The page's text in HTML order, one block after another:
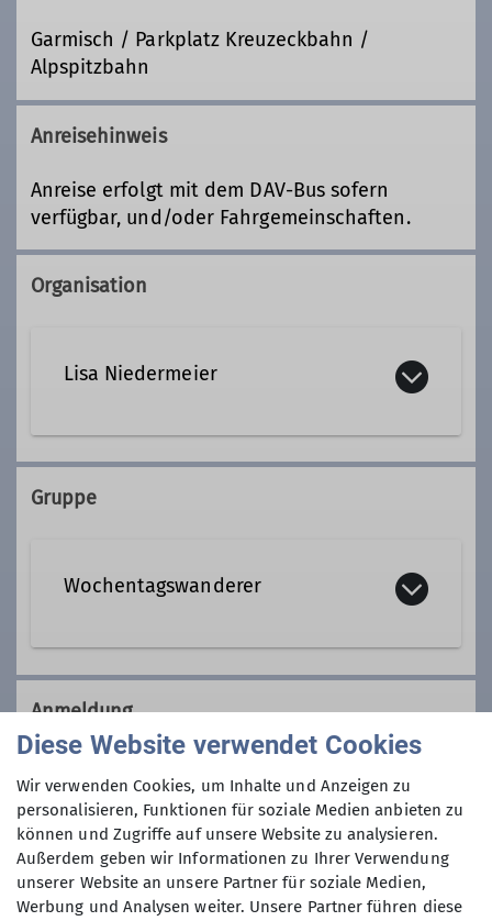
Garmisch / Parkplatz Kreuzeckbahn /
Alpspitzbahn
Anreisehinweis
Anreise erfolgt mit dem DAV-Bus sofern
verfügbar, und/oder Fahrgemeinschaften.
Organisation
Lisa Niedermeier
08143 7684
Gruppe
Wochentagswanderer
Wir sind eine Gemeinschaft von
Wanderfreunden innerhalb der
Sektion, die
hauptsächlich jeden
Dienstag und Mittwoch, aber auch an
anderen Wochentagen in freier Natur
unterwegs sind.
Wer kann sich das wochentags
leisten?
Nun, alle die aus dem Berufsleben
Anmeldung
Anmeldung bis
30.09.2024
Diese Website verwendet Cookies
Wir verwenden Cookies, um Inhalte und Anzeigen zu
personalisieren, Funktionen für soziale Medien anbieten zu
können und Zugriffe auf unsere Website zu analysieren.
Außerdem geben wir Informationen zu Ihrer Verwendung
unserer Website an unsere Partner für soziale Medien,
Werbung und Analysen weiter. Unsere Partner führen diese